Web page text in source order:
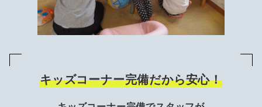
キッズコーナー完備だから安心！